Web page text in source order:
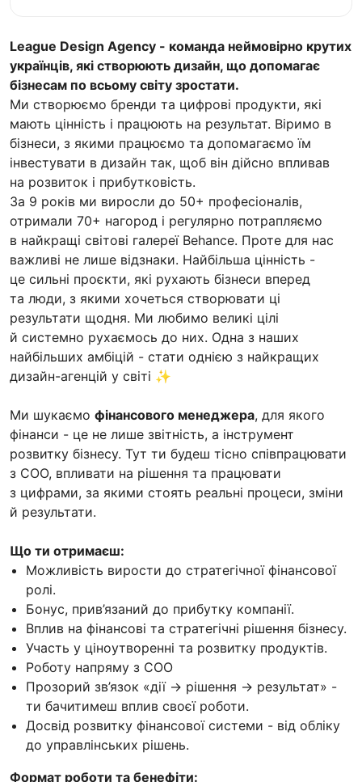
League Design Agency - команда неймовірно крутих
українців, які створюють дизайн, що допомагає
бізнесам по всьому світу зростати.
Ми створюємо бренди та цифрові продукти, які
мають цінність і працюють на результат. Віримо в
бізнеси, з якими працюємо та допомагаємо їм
інвестувати в дизайн так, щоб він дійсно впливав
на розвиток і прибутковість.
За 9 років ми виросли до 50+ професіоналів,
отримали 70+ нагород і регулярно потрапляємо
в найкращі світові галереї Behance. Проте для нас
важливі не лише відзнаки. Найбільша цінність -
це сильні проєкти, які рухають бізнеси вперед
та люди, з якими хочеться створювати ці
результати щодня. Ми любимо великі цілі
й системно рухаємось до них. Одна з наших
найбільших амбіцій - стати однією з найкращих
дизайн-агенцій у світі ✨
Ми шукаємо фінансового менеджера, для якого
фінанси - це не лише звітність, а інструмент
розвитку бізнесу. Тут ти будеш тісно співпрацювати
з CОO, впливати на рішення та працювати
з цифрами, за якими стоять реальні процеси, зміни
й результати.
Що ти отримаєш:
Можливість вирости до стратегічної фінансової
ролі.
Бонус, прив’язаний до прибутку компанії.
Вплив на фінансові та стратегічні рішення бізнесу.
Участь у ціноутворенні та розвитку продуктів.
Роботу напряму з СОО
Прозорий зв’язок «дії → рішення → результат» -
ти бачитимеш вплив своєї роботи.
Досвід розвитку фінансової системи - від обліку
до управлінських рішень.
Формат роботи та бенефіти: